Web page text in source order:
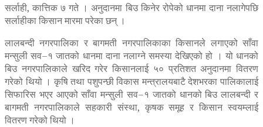
सर्लाही, कात्तिक ७ गते । अनुदानमा बिउ किनेर रोपेको धानमा दाना नलागेपछि
सर्लाहीका किसान मारमा परेका छन् ।
लालबन्दी नगरपालिका र बागमती नगरपालिकाका किसानले लगाएको साँवा
मन्सुली सव–१ जातको धानमा दाना नलाग्ने समस्या देखिएको हो । यो धानको
बिउ नगरपालिकाले खरिद गरेर किसानलाई ५० प्रतिशत अनुदानमा वितरण
गरेको थियो । कृषि तथा पशुपन्छी विकास मन्त्रालयबाटै देशभरका पालिकालाई
सिफारिस भएर आएको साँवा मन्सुली सव–१ जातको धानको बिउ लालबन्दी र
बागमती नगरपालिकाले सहकारी संस्था, कृषक समूह र किसान स्वयम्लाई
वितरण गरेको थियो ।